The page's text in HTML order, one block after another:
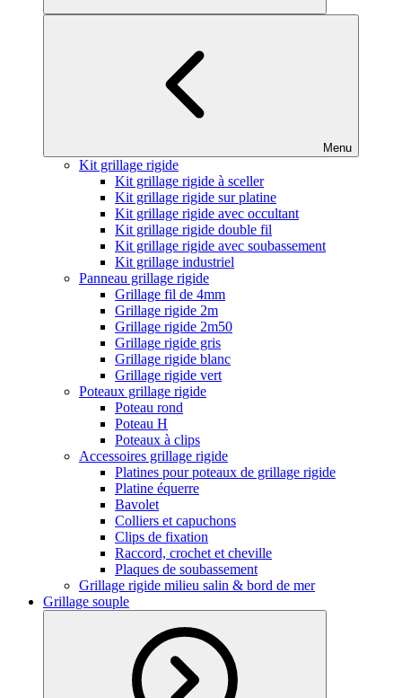
Menu
Kit grillage rigide
Kit grillage rigide à sceller
Kit grillage rigide sur platine
Kit grillage rigide avec occultant
Kit grillage rigide double fil
Kit grillage rigide avec soubassement
Kit grillage industriel
Panneau grillage rigide
Grillage fil de 4mm
Grillage rigide 2m
Grillage rigide 2m50
Grillage rigide gris
Grillage rigide blanc
Grillage rigide vert
Poteaux grillage rigide
Poteau rond
Poteau H
Poteaux à clips
Accessoires grillage rigide
Platines pour poteaux de grillage rigide
Platine équerre
Bavolet
Colliers et capuchons
Clips de fixation
Raccord, crochet et cheville
Plaques de soubassement
Grillage rigide milieu salin & bord de mer
Grillage souple